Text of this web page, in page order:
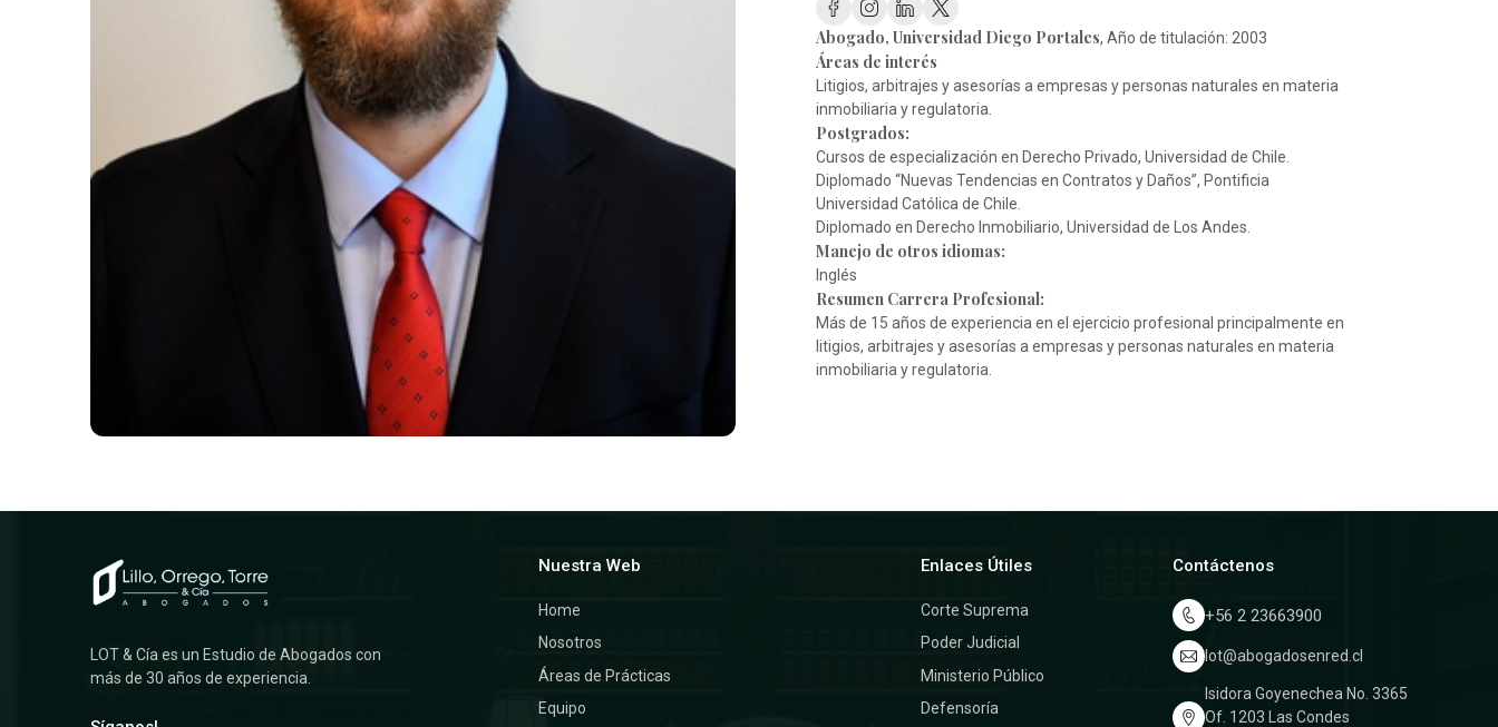
Abogado, Universidad Diego Portales, Año de titulación: 2003
Áreas de interés
Litigios, arbitrajes y asesorías a empresas y personas naturales en materia
inmobiliaria y regulatoria.
Postgrados:
Cursos de especialización en Derecho Privado, Universidad de Chile.
Diplomado “Nuevas Tendencias en Contratos y Daños”, Pontificia
Universidad Católica de Chile.
Diplomado en Derecho Inmobiliario, Universidad de Los Andes.
Manejo de otros idiomas:
Inglés
Resumen Carrera Profesional:
Más de 15 años de experiencia en el ejercicio profesional principalmente en
litigios, arbitrajes y asesorías a empresas y personas naturales en materia
inmobiliaria y regulatoria.
LOT & Cía es un Estudio de Abogados con
más de 30 años de experiencia.
Nuestra Web
Home
Nosotros
Áreas de Prácticas
Equipo
Enlaces Útiles
Corte Suprema
Poder Judicial
Ministerio Público
Defensoría
Contáctenos
+56 2 23663900
lot@abogadosenred.cl
Isidora Goyenechea No. 3365
Of. 1203 Las Condes